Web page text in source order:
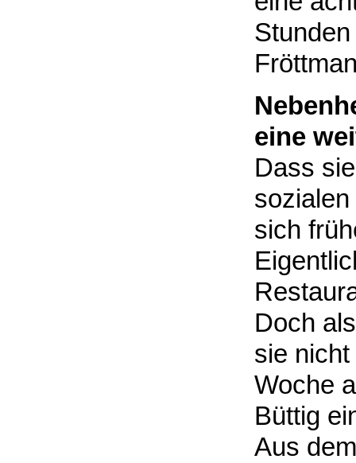
eine
Dass
sich
Doch
sie
Woche
Büttig
Aus